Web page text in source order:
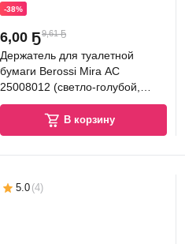
-38%
6,00 Ҕ9,61 Ҕ
Держатель для туалетной
бумаги Berossi Mira АС
25008012 (светло-голубой,
снежно-белый)
В корзину
5.0 (4)